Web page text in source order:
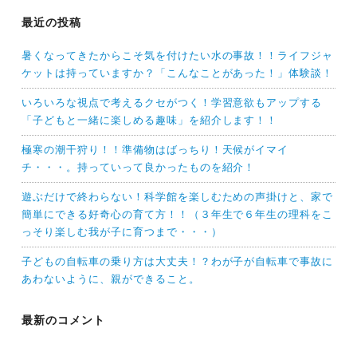
最近の投稿
暑くなってきたからこそ気を付けたい水の事故！！ライフジャ
ケットは持っていますか？「こんなことがあった！」体験談！
いろいろな視点で考えるクセがつく！学習意欲もアップする
「子どもと一緒に楽しめる趣味」を紹介します！！
極寒の潮干狩り！！準備物はばっちり！天候がイマイ
チ・・・。持っていって良かったものを紹介！
遊ぶだけで終わらない！科学館を楽しむための声掛けと、家で
簡単にできる好奇心の育て方！！（３年生で６年生の理科をこ
っそり楽しむ我が子に育つまで・・・）
子どもの自転車の乗り方は大丈夫！？わが子が自転車で事故に
あわないように、親ができること。
最新のコメント